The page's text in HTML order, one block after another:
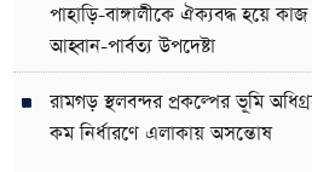
পাহাড়ি-বাঙ্গালীকে ঐক্যবদ্ধ হয়ে
আহ্বান-পার্বত্য উপদেষ্টা
রামগড় স্থলবন্দর প্রকল্পের ভূমি
কম নির্ধারণে এলাকায় অসন্তোষ